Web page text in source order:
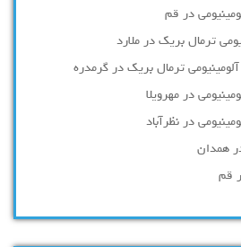
در قم
ترمال بریک در ملارد
ترمال بریک در گرمدره
در مهرویلا
در نظرآباد
همدان
قم